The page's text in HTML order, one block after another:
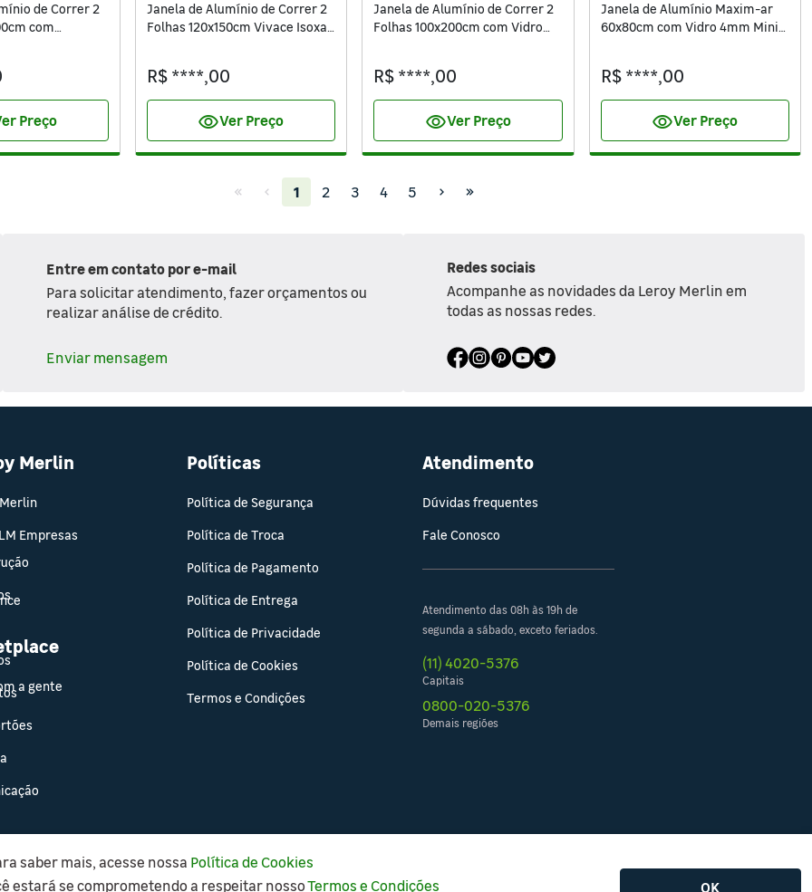
de Correr 2
com
Preço
Janela de Alumínio de Correr 2
Folhas 120x150cm Vivace Isoxa
R$ ****,00
visibilityVer Preço
Janela de Alumínio de Correr 2
Folhas 100x200cm com Vidro
R$ ****,00
visibilityVer Preço
Janela de Alumínio Maxim-ar
60x80cm com Vidro 4mm Mini
R$ ****,00
visibilityVer Preço
1(current)
2 3 4 5
Entre em contato por e-mail
Para solicitar atendimento, fazer orçamentos ou
realizar análise de crédito.
Enviar mensagem
Redes sociais
Acompanhe as novidades da Leroy Merlin em
todas as nossas redes.
Merlin
Empresas
a gente
Políticas
Política de Segurança
Política de Troca
Política de Pagamento
Política de Entrega
Política de Privacidade
Política de Cookies
Termos e Condições
Atendimento
Dúvidas frequentes
Fale Conosco
Atendimento das 08h às 19h de
segunda a sábado, exceto feriados.
(11) 4020-5376
Capitais
0800-020-5376
Demais regiões
Copyright © 2021 Leroy Merlin, todos os direitos reservados.
saber mais, acesse nossa Política de Cookies
estará se comprometendo a respeitar nossoTermos e Condições OK